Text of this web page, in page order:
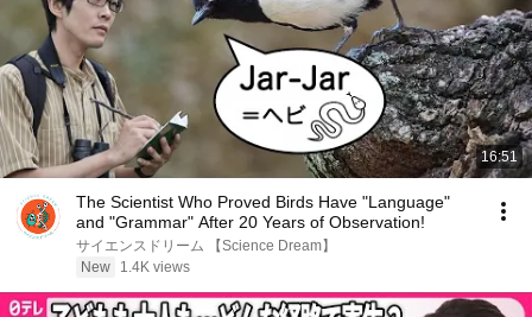
16:51
The Scientist Who Proved Birds Have "Language"
and "Grammar" After 20 Years of Observation!
サイエンスドリーム 【Science Dream】
New
1.4K views